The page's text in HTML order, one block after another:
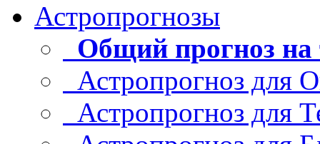
Астропрогнозы
Общий прогноз
Астропрогноз для
Астропрогноз для